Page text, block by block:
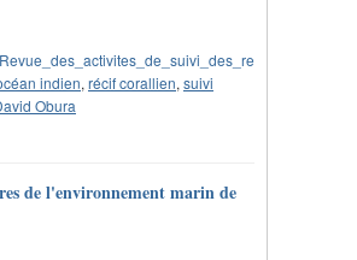
indien, récif corallien, suivi
Obura
de l'environnement marin de